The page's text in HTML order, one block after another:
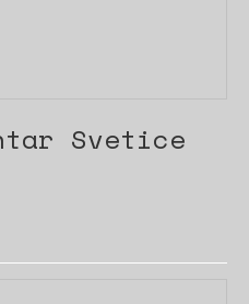
Svetice